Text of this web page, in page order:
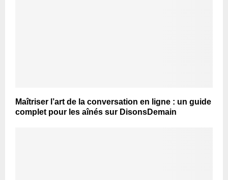
Maîtriser l’art de la conversation en ligne : un guide
complet pour les aînés sur DisonsDemain